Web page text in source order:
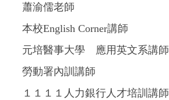
蕭渝儒老師
本校English Corner講師
元培醫事大學 應用英文系講師
勞動署內訓講師
１１１１人力銀行人才培訓講師